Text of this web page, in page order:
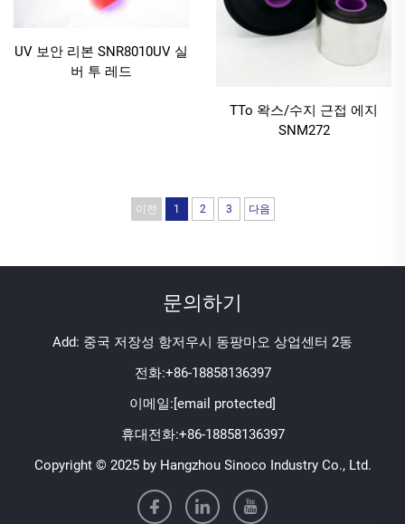
UV 보안 리본 SNR8010UV 실
버 투 레드
TTo 왁스/수지 근접 에지
SNM272
이전 1 2 3 다음
문의하기
Add: 중국 저장성 항저우시 동팡마오 상업센터 2동
전화:+86-18858136397
이메일:[email protected]
휴대전화:+86-18858136397
Copyright © 2025 by Hangzhou Sinoco Industry Co., Ltd.